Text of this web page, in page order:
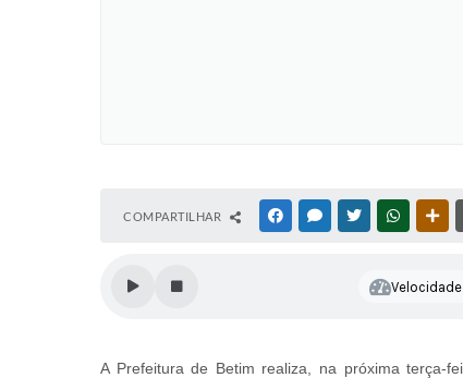
COMPARTILHAR FACEBOOKMESSENGER
TWITTER
A Prefeitura de Betim realiza, na próxima terça-